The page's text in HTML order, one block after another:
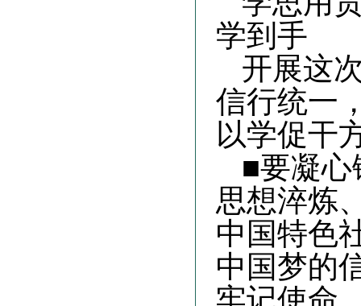
学到手
开展这
信行统一
以学促干
■要凝心
思想淬炼
中国特色
中国梦的